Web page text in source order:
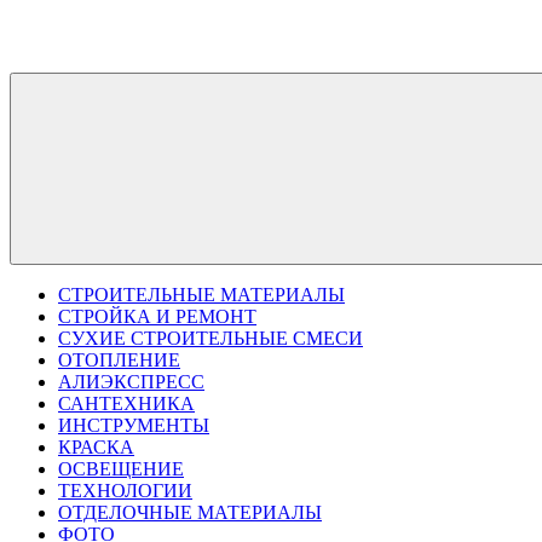
СТРОИТЕЛЬНЫЕ МАТЕРИАЛЫ
СТРОЙКА И РЕМОНТ
СУХИЕ СТРОИТЕЛЬНЫЕ СМЕСИ
ОТОПЛЕНИЕ
АЛИЭКСПРЕСС
САНТЕХНИКА
ИНСТРУМЕНТЫ
КРАСКА
ОСВЕЩЕНИЕ
ТЕХНОЛОГИИ
ОТДЕЛОЧНЫЕ МАТЕРИАЛЫ
ФОТО